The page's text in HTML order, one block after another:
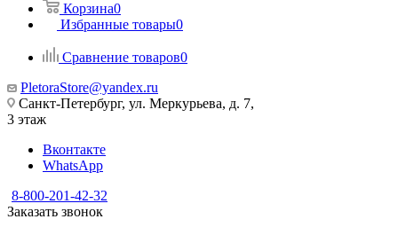
Корзина0
Избранные товары0
Сравнение товаров0
PletoraStore@yandex.ru
Санкт-Петербург, ул. Меркурьева, д. 7,
3 этаж
Вконтакте
WhatsApp
8-800-201-42-32
Заказать звонок